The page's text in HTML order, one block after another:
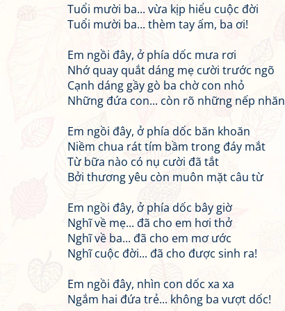
Tuổi mười ba... vừa kịp hiểu cuộc đời
Tuổi mười ba... thèm tay ấm, ba ơi!
Em ngồi đây, ở phía dốc mưa rơi
Nhớ quay quắt dáng mẹ cười trước ngõ
Cạnh dáng gầy gò ba chờ con nhỏ
Những đứa con... còn rõ những nếp nhăn
Em ngồi đây, ở phía dốc băn khoăn
Niềm chua rát tím bầm trong đáy mắt
Từ bữa nào có nụ cười đã tắt
Bởi thương yêu còn muôn mặt câu từ
Em ngồi đây, ở phía dốc bây giờ
Nghĩ về mẹ... đã cho em hơi thở
Nghĩ về ba... đã cho em mơ ước
Nghĩ cuộc đời... đã cho được sinh ra!
Em ngồi đây, nhìn con dốc xa xa
Ngắm hai đứa trẻ... không ba vượt dốc!